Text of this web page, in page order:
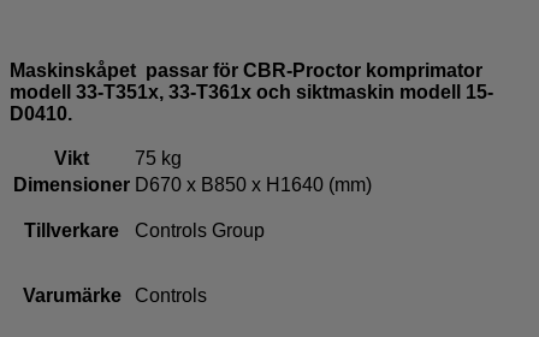
Maskinskåpet passar för CBR-Proctor komprimator
modell 33-T351x, 33-T361x och siktmaskin modell 15-
D0410.
Vikt
75 kg
Dimensioner D670 x B850 x H1640 (mm)
Tillverkare Controls Group
Varumärke Controls